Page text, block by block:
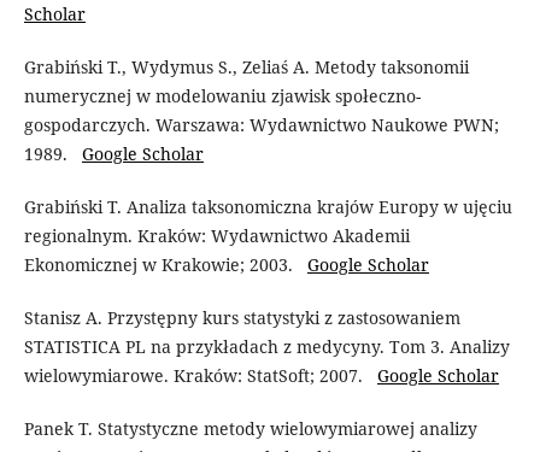
Scholar
Grabiński T., Wydymus S., Zeliaś A. Metody taksonomii
numerycznej w modelowaniu zjawisk społeczno-
gospodarczych. Warszawa: Wydawnictwo Naukowe PWN;
1989. Google Scholar
Grabiński T. Analiza taksonomiczna krajów Europy w ujęciu
regionalnym. Kraków: Wydawnictwo Akademii
Ekonomicznej w Krakowie; 2003. Google Scholar
Stanisz A. Przystępny kurs statystyki z zastosowaniem
STATISTICA PL na przykładach z medycyny. Tom 3. Analizy
wielowymiarowe. Kraków: StatSoft; 2007. Google Scholar
Panek T. Statystyczne metody wielowymiarowej analizy